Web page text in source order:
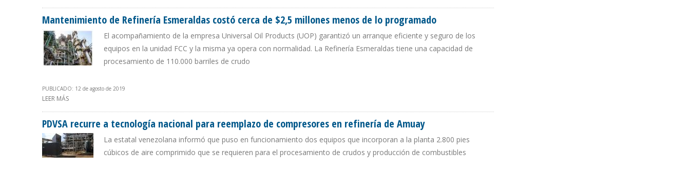
Mantenimiento de Refinería Esmeraldas costó cerca de $2,5 millones menos de lo programado
El acompañamiento de la empresa Universal Oil Products (UOP) garantizó un arranque eficiente y seguro de los
equipos en la unidad FCC y la misma ya opera con normalidad. La Refinería Esmeraldas tiene una capacidad de
procesamiento de 110.000 barriles de crudo
PUBLICADO: 12 de agosto de 2019
LEER MÁS
PDVSA recurre a tecnología nacional para reemplazo de compresores en refinería de Amuay
La estatal venezolana informó que puso en funcionamiento dos equipos que incorporan a la planta 2.800 pies
cúbicos de aire comprimido que se requieren para el procesamiento de crudos y producción de combustibles